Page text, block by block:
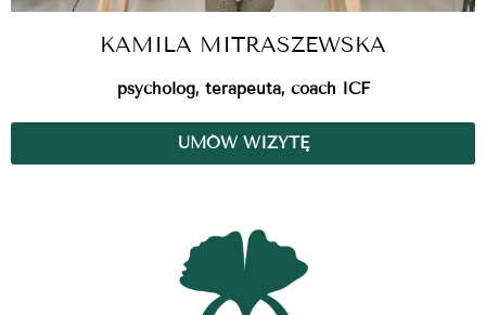
KAMILA MITRASZEWSKA
psycholog, terapeuta, coach ICF
UMÓW WIZYTĘ